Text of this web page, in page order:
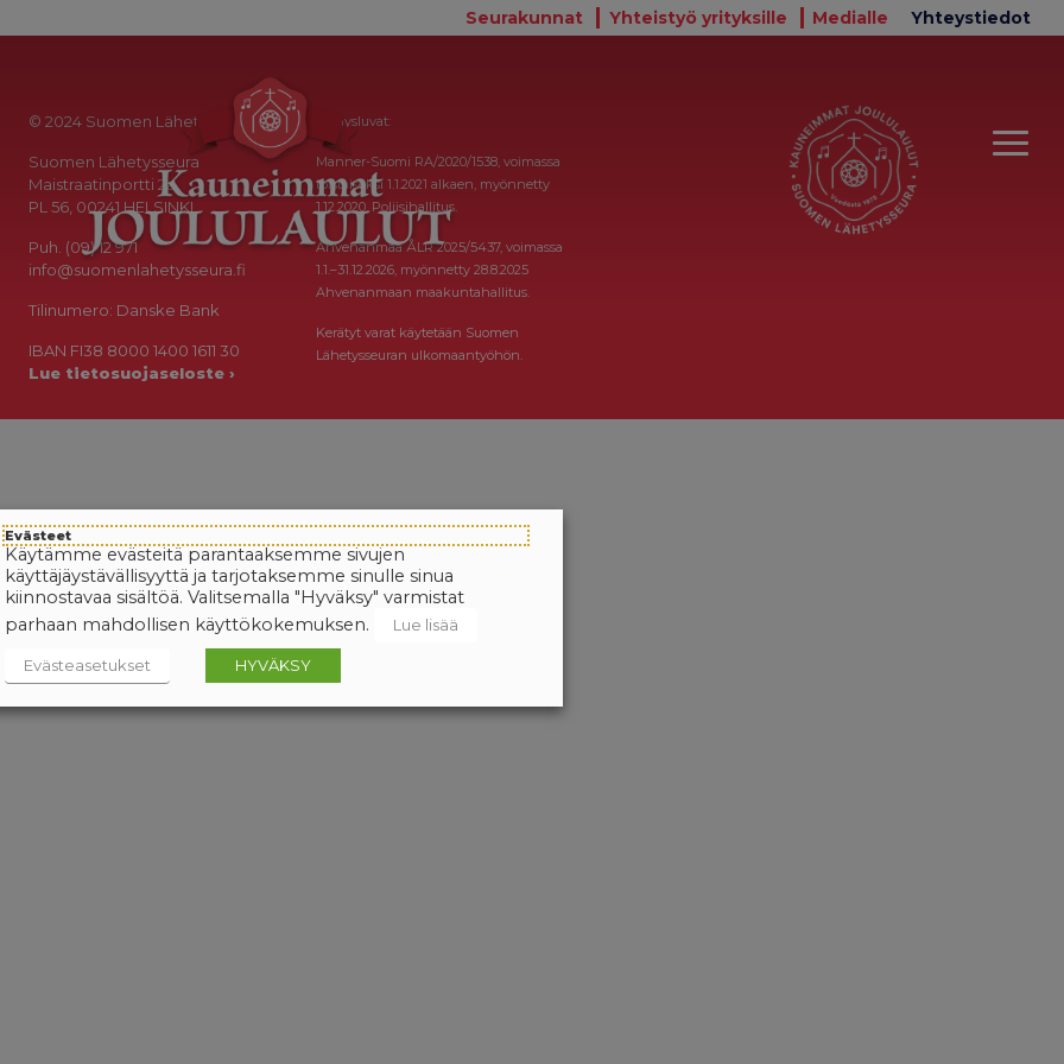
Seurakunnat Yhteistyö yrityksille Medialle Yhteystiedot
© 2024 Suomen Lähetysseura
Suomen Lähetysseura
Maistraatinportti 2a
PL 56, 00241 HELSINKI
Puh. (09) 12 971
info@suomenlahetysseura.fi
Tilinumero: Danske Bank
IBAN FI38 8000 1400 1611 30
Lue tietosuojaseloste ›
Keräysluvat:
Manner-Suomi RA/2020/1538, voimassa
toistaiseksi 1.1.2021 alkaen, myönnetty
1.12.2020, Poliisihallitus.
Ahvenanmaa ÅLR 2025/5437, voimassa
1.1.–31.12.2026, myönnetty 28.8.2025
Ahvenanmaan maakuntahallitus.
Kerätyt varat käytetään Suomen
Lähetysseuran ulkomaantyöhön.
Evästeet
Käytämme evästeitä parantaaksemme sivujen
käyttäjäystävällisyyttä ja tarjotaksemme sinulle sinua
kiinnostavaa sisältöä. Valitsemalla "Hyväksy" varmistat
parhaan mahdollisen käyttökokemuksen.
Lue lisää
Evästeasetukset HYVÄKSY